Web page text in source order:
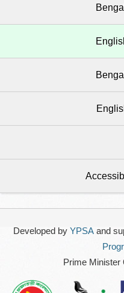
Developed by YPSAand
Prime Minister